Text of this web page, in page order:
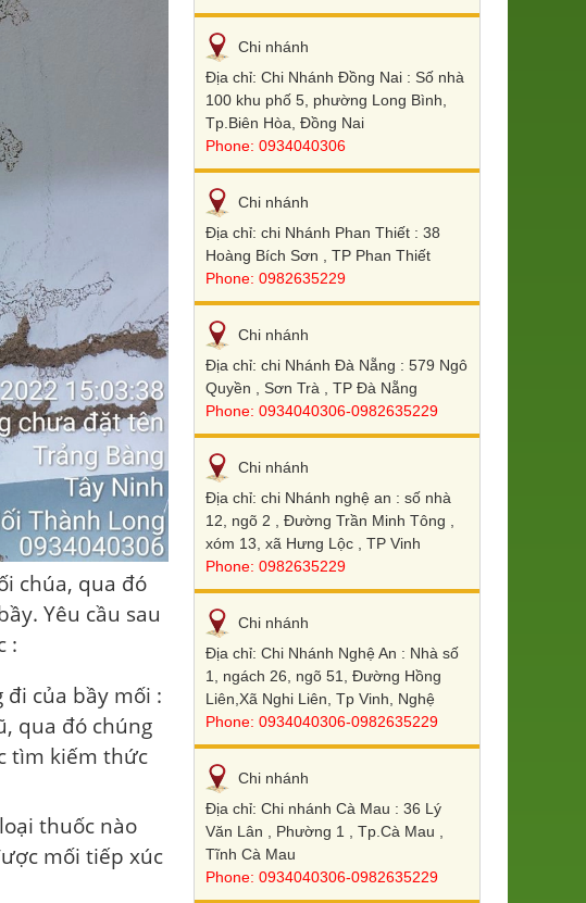
chúa, qua đó
Yêu cầu sau
:
của bầy mối :
qua đó chúng
tìm kiếm thức
thuốc nào
mối tiếp xúc
Chi nhánh
Địa chỉ: Chi Nhánh Đồng Nai : Số nhà
100 khu phố 5, phường Long Bình,
Tp.Biên Hòa, Đồng Nai
Phone: 0934040306
Chi nhánh
Địa chỉ: chi Nhánh Phan Thiết : 38
Hoàng Bích Sơn , TP Phan Thiết
Phone: 0982635229
Chi nhánh
Địa chỉ: chi Nhánh Đà Nẵng : 579 Ngô
Quyền , Sơn Trà , TP Đà Nẵng
Phone: 0934040306-0982635229
Chi nhánh
Địa chỉ: chi Nhánh nghệ an : số nhà
12, ngõ 2 , Đường Trần Minh Tông ,
xóm 13, xã Hưng Lộc , TP Vinh
Phone: 0982635229
Chi nhánh
Địa chỉ: Chi Nhánh Nghệ An : Nhà số
1, ngách 26, ngõ 51, Đường Hồng
Liên,Xã Nghi Liên, Tp Vinh, Nghệ
Phone: 0934040306-0982635229
Chi nhánh
Địa chỉ: Chi nhánh Cà Mau : 36 Lý
Văn Lân , Phường 1 , Tp.Cà Mau ,
Tĩnh Cà Mau
Phone: 0934040306-0982635229